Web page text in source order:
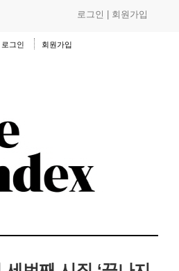
로그인 회원가입
로그인 회원가입